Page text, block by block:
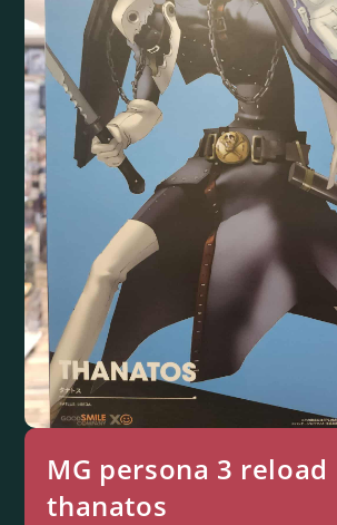
MG persona 3 reload
thanatos